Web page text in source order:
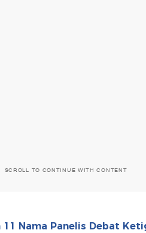
SCROLL TO CONTINUE WITH CONTENT
11 Nama Panelis Debat